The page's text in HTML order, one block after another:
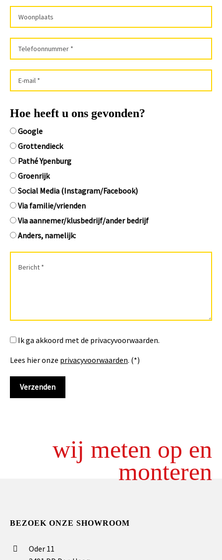
Hoe heeft u ons gevonden?
Google
Grottendieck
Pathé Ypenburg
Groenrijk
Social Media (Instagram/Facebook)
Via familie/vrienden
Via aannemer/klusbedrijf/ander bedrijf
Anders, namelijk:
Ik ga akkoord met de privacyvoorwaarden.
Lees hier onze privacyvoorwaarden. (*)
wij meten op en
monteren
BEZOEK ONZE SHOWROOM
Oder 11